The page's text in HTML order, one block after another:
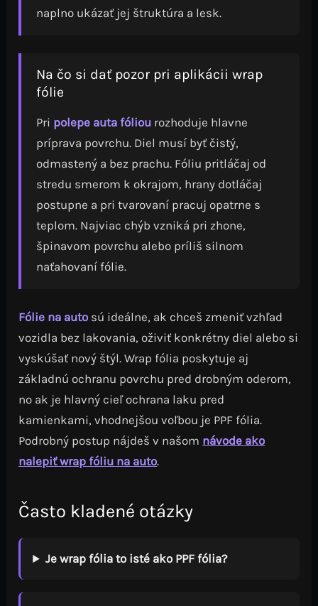
naplno ukázať jej štruktúra a lesk.
Na čo si dať pozor pri aplikácii wrap
fólie
Pri polepe auta fóliourozhoduje hlavne
príprava povrchu. Diel musí byť čistý,
odmastený a bez prachu. Fóliu pritláčaj od
stredu smerom k okrajom, hrany dotláčaj
postupne a pri tvarovaní pracuj opatrne s
teplom. Najviac chýb vzniká pri zhone,
špinavom povrchu alebo príliš silnom
naťahovaní fólie.
Fólie na auto sú ideálne, ak chceš zmeniť vzhľad
vozidla bez lakovania, oživiť konkrétny diel alebo si
vyskúšať nový štýl. Wrap fólia poskytuje aj
základnú ochranu povrchu pred drobným oderom,
no ak je hlavný cieľ ochrana laku pred
kamienkami, vhodnejšou voľbou je PPF fólia.
Podrobný postup nájdeš v našom návode ako
nalepiť wrap fóliu na auto.
Často kladené otázky
Je wrap fólia to isté ako PPF fólia?